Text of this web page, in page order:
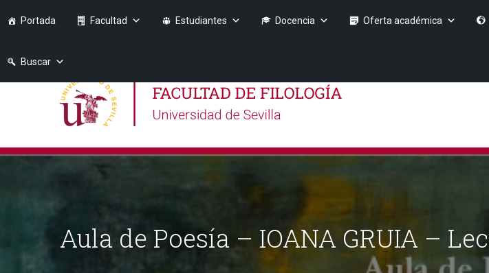
Portada Facultad Estudiantes Docencia Oferta académica
Buscar
Aula de Poesía – IOANA GRUIA –